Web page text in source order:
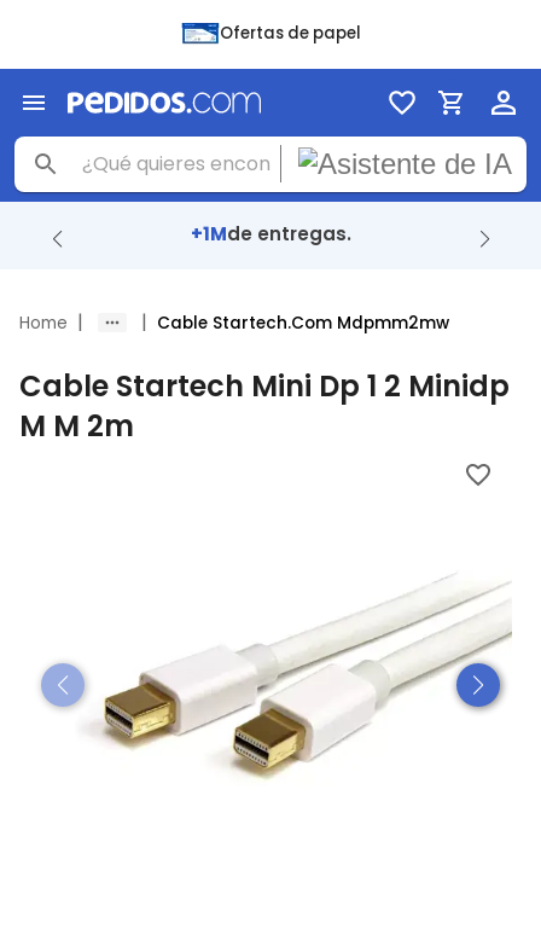
Ofertas de papel
+1Mde entregas.
Home | | Cable Startech.Com Mdpmm2mw
Cable Startech Mini Dp 1 2 Minidp
M M 2m